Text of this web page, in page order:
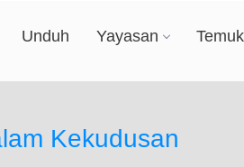
Unduh Yayasan
Kekudusan